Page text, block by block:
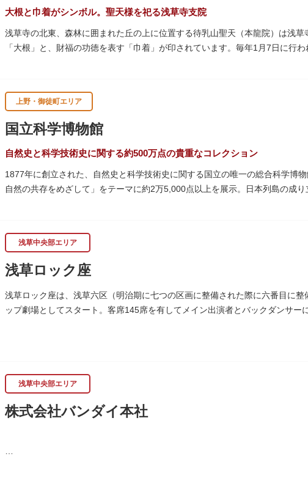
大根と巾着がシンボル。聖天様を祀る浅草寺支院
浅草寺の北東、森林に囲まれた丘の上に位置する待乳山聖天（本龍院）は浅
「大根」と、財福の功徳を表す「巾着」が印されています。毎年1月7日に行
毎朝本堂で執り行われている「浴油祈祷（よくゆきとう）」は、聖天様を供
頼すると7日間毎朝祈祷していただけます。また、浅草名所七福神のひとつと
上野・御徒町エリア
国立科学博物館
自然史と科学技術史に関する約500万点の貴重なコレクション
1877年に創立された、自然史と科学技術史に関する国立の唯一の総合科学博
自然の共存をめざして」をテーマに約2万5,000点以上を展示。日本列島の成
の地球の100万分の1の大きさ）のドームの内側すべてがスクリーンになって
しています。
楽しみながら学習できるイベント企画や、恐竜をはじめとした様々な実物標
館です。
また、国立科学博物館では、日本およびアジアにおける科学系博物館の中核
浅草中央部エリア
浅草ロック座
浅草ロック座は、浅草六区（明治期に七つの区画に整備された際に六番目に
ップ劇場としてスタート。客席145席を有してメイン出演者とバックダンサー
浅草中央部エリア
株式会社バンダイ本社